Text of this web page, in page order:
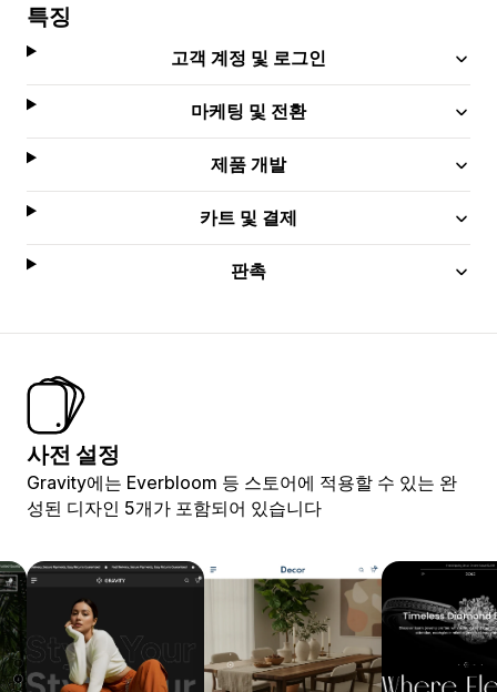
특징
고객 계정 및 로그인
마케팅 및 전환
제품 개발
카트 및 결제
판촉
사전 설정
Gravity에는 Everbloom 등 스토어에 적용할 수 있는 완
성된 디자인 5개가 포함되어 있습니다